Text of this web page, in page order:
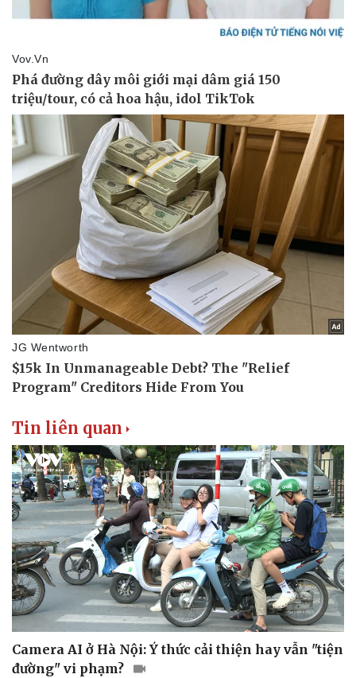
Văn hóa
Sân khấu - Điện ảnh
Văn học
Âm nhạc
Di sản
Giải trí
Nghệ sĩ
Thời trang
Sao Việt
Tin liên quan
Camera AI ở Hà Nội: Ý thức cải thiện hay vẫn "tiện
đường" vi phạm?